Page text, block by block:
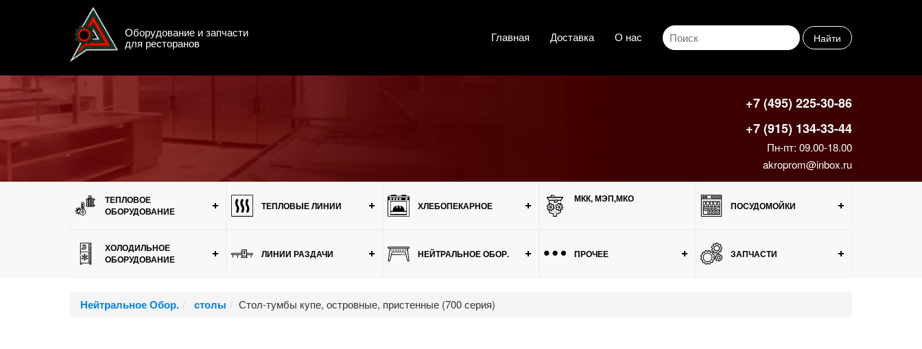
Оборудование и запчасти
для ресторанов Главная Доставка О нас Найти
+7 (495) 225-30-86
+7 (915) 134-33-44
Пн-пт: 09.00-18.00
akroprom@inbox.ru
ТЕПЛОВОЕ
ОБОРУДОВАНИЕ
ТЕПЛОВЫЕ ЛИНИИ ХЛЕБОПЕКАРНОЕ
МКК, МЭП,МКО
ПОСУДОМОЙКИ
ХОЛОДИЛЬНОЕ
ОБОРУДОВАНИЕ
ЛИНИИ РАЗДАЧИ НЕЙТРАЛЬНОЕ ОБОР. ПРОЧЕЕ ЗАПЧАСТИ
Нейтральное Обор. столы Стол-тумбы купе, островные, пристенные (700 серия)